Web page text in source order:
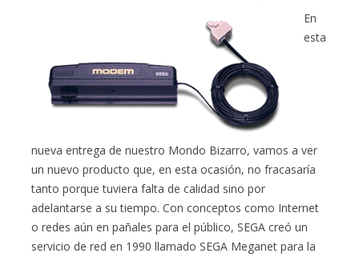
En
esta
nueva entrega de nuestro Mondo Bizarro, vamos a ver
un nuevo producto que, en esta ocasión, no fracasaría
tanto porque tuviera falta de calidad sino por
adelantarse a su tiempo. Con conceptos como Internet
o redes aún en pañales para el público, SEGA creó un
servicio de red en 1990 llamado SEGA Meganet para la